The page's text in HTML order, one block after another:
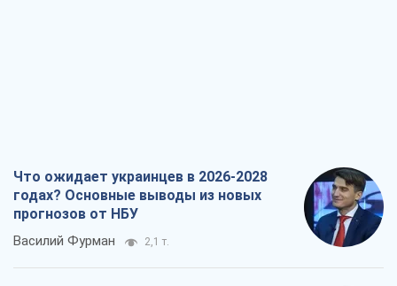
Что ожидает украинцев в 2026-2028
годах? Основные выводы из новых
прогнозов от НБУ
Василий Фурман 2,1 т.